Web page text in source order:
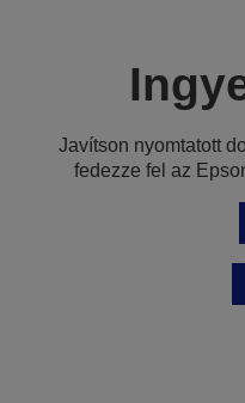
Javítson nyomtatott
fedezze fel az